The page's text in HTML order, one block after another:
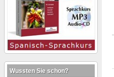
Wussten Sie schon?